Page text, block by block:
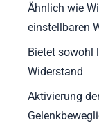
Ähnlich wie
einstellbaren
Bietet sowohl
Widerstand
Aktivierung